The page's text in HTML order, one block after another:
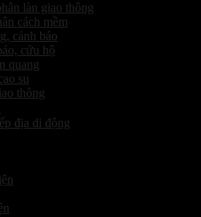
làn giao thông
cách mềm
cảnh báo
cứu hộ
quang
su
thông
địa di động